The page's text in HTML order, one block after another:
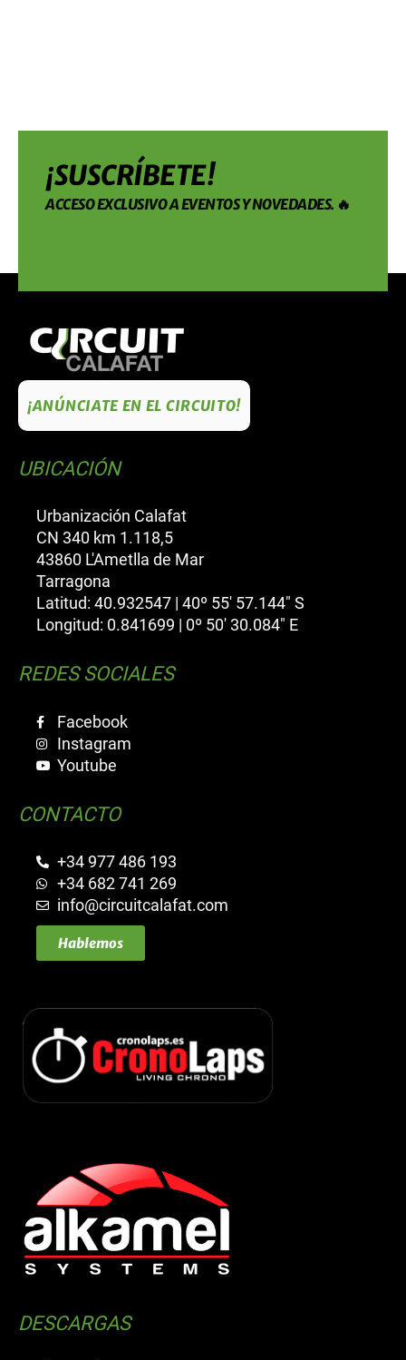
¡SUSCRÍBETE!
ACCESO EXCLUSIVO A EVENTOS Y NOVEDADES. 🔥
¡ANÚNCIATE EN EL CIRCUITO!
UBICACIÓN
Urbanización Calafat
CN 340 km 1.118,5
43860 L'Ametlla de Mar
Tarragona
Latitud: 40.932547 | 40º 55' 57.144" S
Longitud: 0.841699 | 0º 50' 30.084" E
REDES SOCIALES
Facebook
Instagram
Youtube
CONTACTO
+34 977 486 193
+34 682 741 269
info@circuitcalafat.com
Hablemos
DESCARGAS